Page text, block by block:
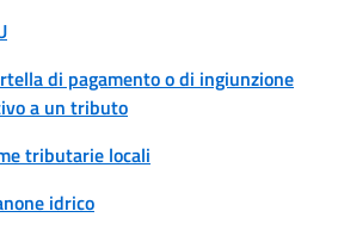
di pagamento o di ingiunzione
a un tributo
tributarie locali
idrico